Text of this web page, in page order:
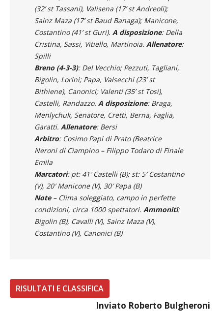
Varesina (4-3-1-2)
: Maddalon; Miconi, Alari,
Cavalli (41’ st Franzoni), Vaz; Grieco, Arcopinto
(32’ st Tassani), Valisena (17’ st Andreoli);
Sainz Maza (17’ st Baud Banaga); Manicone,
Costantino (41’ st Guri).
A disposizione
: Della
Cristina, Sassi, Vitiello, Martinoia.
Spilli
Breno (4-3-3)
: Del Vecchio; Pezzuti, Tagliani,
Bigolin, Lorini; Papa, Valsecchi (23’ st
Bithiene), Canonici; Valenti (35’ st Tosi),
Castelli, Randazzo.
A disposizione
: Braga,
Menlychuk, Senatore, Cretti, Berna, Faglia,
Garatti.
Allenatore : Bersi
Arbitro
: Cosimo Papi di Prato (Beatrice
Marcatori
: pt: 41′ Castelli (B); st: 5′ Costantino
(V), 20′ Manicone (V), 30′ Papa (B)
Note
– Clima soleggiato, campo in perfette
condizioni, circa 1000 spettatori.
Ammoniti
Bigolin (B), Cavalli (V), Sainz Maza (V),
RISULTATI E CLASSIFICA